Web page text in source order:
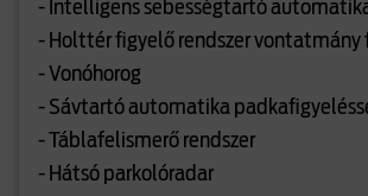
- Intelligens sebességtartó
- Holttér figyelő rendszer vontatmány
- Vonóhorog
- Sávtartó automatika
- Táblafelismerő rendszer
- Hátsó parkolóradar